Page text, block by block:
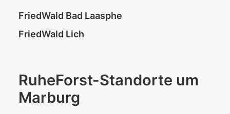
FriedWald Bad Laasphe
FriedWald Lich
RuheForst-Standorte um
Marburg